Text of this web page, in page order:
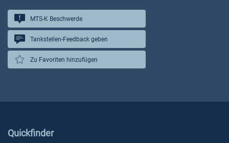
MTS-K Beschwerde
Tankstellen-Feedback geben
Zu Favoriten hinzufügen
Quickfinder